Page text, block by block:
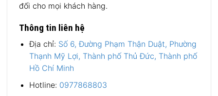
đối cho mọi khách hàng.
Thông tin liên hệ
Địa chỉ: Số 6, Đường Phạm Thận Duật, Phường
Thạnh Mỹ Lợi, Thành phố Thủ Đức, Thành phố
Hồ Chí Minh
Hotline: 0977868803